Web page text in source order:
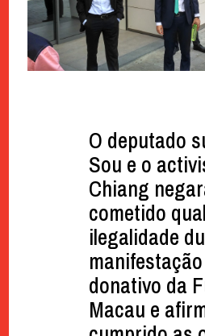
O deputado
Sou e o
Chiang
cometido
ilegalidade
donativo da
Macau e